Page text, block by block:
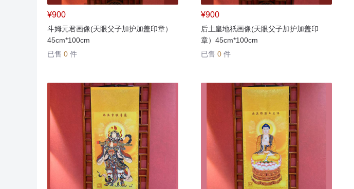
¥900
斗姆元君画像(天眼父子加护加盖印章）
45cm*100cm
已售 0 件
¥900
后土皇地祇画像(天眼父子加护加盖印
章）45cm*100cm
已售 0 件